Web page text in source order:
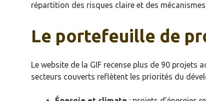
répartition des risques claire et des
Le portefeuille de
Le website de la GIF recense plus de 90 projets
secteurs couverts reflètent les priorités du